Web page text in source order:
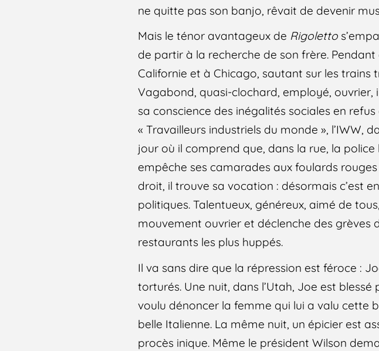
ne quitte pas son banjo, rêvait de devenir
Mais le ténor avantageux de Rigoletto
de partir à la recherche de son frère. Pendant
Californie et à Chicago, sautant sur les
Vagabond, quasi-clochard, employé,
sa conscience des inégalités sociales en
« Travailleurs industriels du monde », l’IWW,
jour où il comprend que, dans la rue, la
empêche ses camarades aux foulards
droit, il trouve sa vocation : désormais c’est
politiques. Talentueux, généreux, aimé de
mouvement ouvrier et déclenche des grèves
restaurants les plus huppés.
Il va sans dire que la répression est féroce :
torturés. Une nuit, dans l’Utah, Joe est
voulu dénoncer la femme qui lui a valu cette
belle Italienne. La même nuit, un épicier est
procès inique. Même le président Wilson